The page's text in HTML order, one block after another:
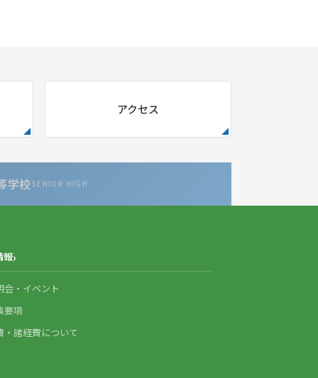
アクセス
学校SENIOR HIGH
報
会・イベント
要項
・諸経費について